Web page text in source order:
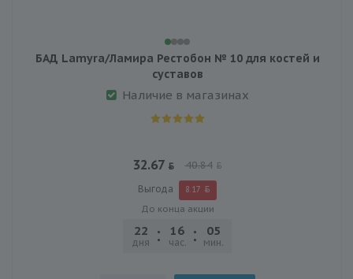
БАД Lamyra/Ламира Рестобон № 10 для костей и
суставов
Наличие в магазинах
32.67 40.84
Выгода 8.17
До конца акции
22
дня
16
час.
05
мин.